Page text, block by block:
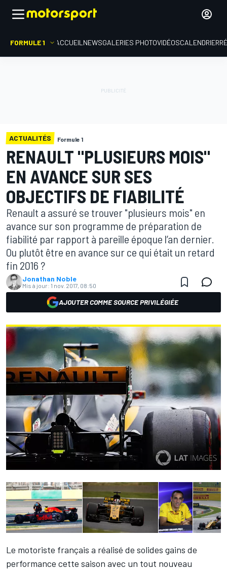
FORMULE 1 ACCUEIL NEWSGALERIES PHOTOVIDÉOSCALENDRIER
ACTUALITÉS Formule 1
RENAULT "PLUSIEURS MOIS"
EN AVANCE SUR SES
OBJECTIFS DE FIABILITÉ
Renault a assuré se trouver "plusieurs mois" en
avance sur son programme de préparation de
fiabilité par rapport à pareille époque l’an dernier.
Ou plutôt être en avance sur ce qui était un retard
fin 2016 ?
Jonathan Noble
Mis à jour: 1 nov. 2017, 08:50
AJOUTER COMME SOURCE PRIVILÉGIÉE
Le motoriste français a réalisé de solides gains de
performance cette saison avec un tout nouveau